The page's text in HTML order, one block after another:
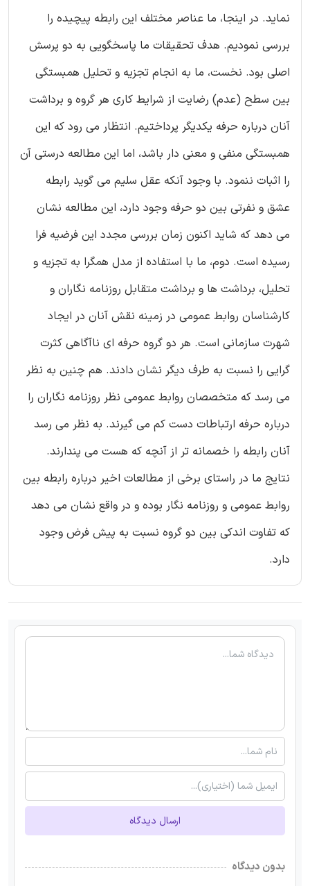
نماید. در اینجا، ما عناصر مختلف این رابطه پیچیده را
بررسی نمودیم. هدف تحقیقات ما پاسخگویی به دو پرسش
اصلی بود. نخست، ما به انجام تجزیه و تحلیل همبستگی
بین سطح (عدم) رضایت از شرایط کاری هر گروه و برداشت
آنان درباره حرفه یکدیگر پرداختیم. انتظار می رود که این
همبستگی منفی و معنی دار باشد، اما این مطالعه درستی آن
را اثبات ننمود. با وجود آنکه عقل سلیم می گوید رابطه
عشق و نفرتی بین دو حرفه وجود دارد، این مطالعه نشان
می دهد که شاید اکنون زمان بررسی مجدد این فرضیه فرا
رسیده است. دوم، ما با استفاده از مدل همگرا به تجزیه و
تحلیل، برداشت ها و برداشت متقابل روزنامه نگاران و
کارشناسان روابط عمومی در زمینه نقش آنان در ایجاد
شهرت سازمانی است. هر دو گروه حرفه ای ناآگاهی کثرت
گرایی را نسبت به طرف دیگر نشان دادند. هم چنین به نظر
می رسد که متخصصان روابط عمومی نظر روزنامه نگاران را
درباره حرفه ارتباطات دست کم می گیرند. به نظر می رسد
آنان رابطه را خصمانه تر از آنچه که هست می پندارند.
نتایج ما در راستای برخی از مطالعات اخیر درباره رابطه بین
روابط عمومی و روزنامه نگار بوده و در واقع نشان می دهد
که تفاوت اندکی بین دو گروه نسبت به پیش فرض وجود
دارد.
ارسال دیدگاه
بدون دیدگاه